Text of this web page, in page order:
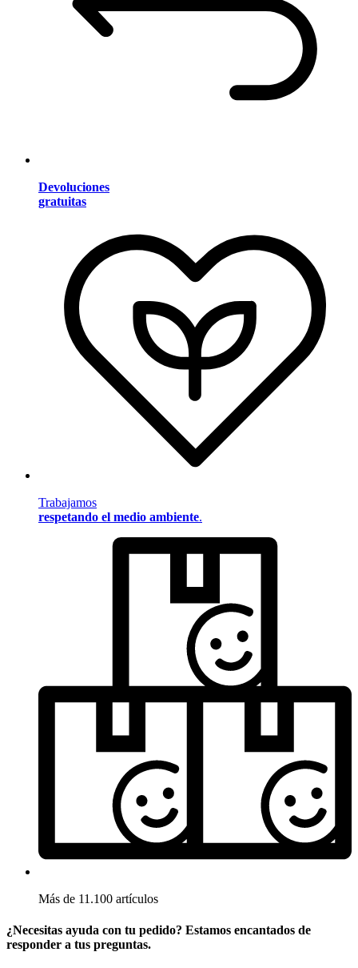
Devoluciones
gratuitas
Trabajamos
respetando el medio ambiente.
Más de 11.100 artículos
¿Necesitas ayuda con tu pedido? Estamos encantados de
responder a tus preguntas.